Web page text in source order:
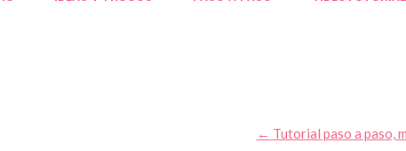
← Tutorial paso a paso,